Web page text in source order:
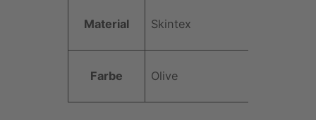
Material
Skintex
Farbe Olive